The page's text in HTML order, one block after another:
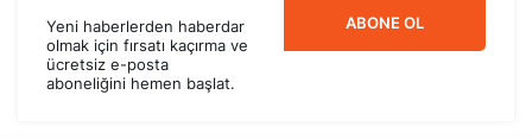
Yeni haberlerden haberdar
olmak için fırsatı kaçırma ve
ücretsiz e-posta
aboneliğini hemen başlat.
ABONE OL